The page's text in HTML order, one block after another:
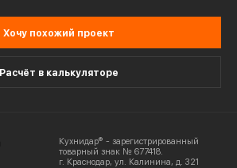
Хочу похожий проект
Расчёт в калькуляторе
Кухнидар® - зарегистрированный
товарный знак № 677418.
г. Краснодар, ул. Калинина, д. 321